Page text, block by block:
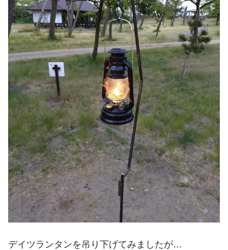
デイツランタンを吊り下げてみましたが…